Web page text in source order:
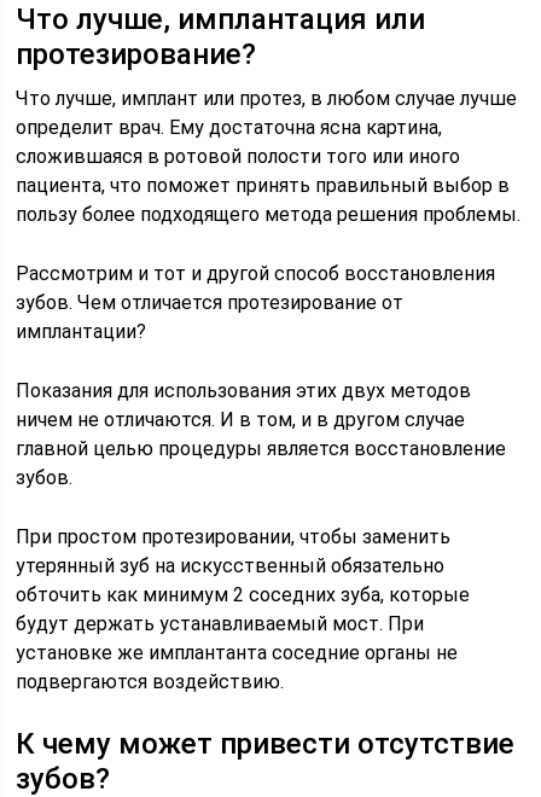
Что лучше, имплантация или
протезирование?
Что лучше, имплант или протез, в любом случае лучше
определит врач. Ему достаточна ясна картина,
сложившаяся в ротовой полости того или иного
пациента, что поможет принять правильный выбор в
пользу более подходящего метода решения проблемы.
Рассмотрим и тот и другой способ восстановления
зубов. Чем отличается протезирование от
имплантации?
Показания для использования этих двух методов
ничем не отличаются. И в том, и в другом случае
главной целью процедуры является восстановление
зубов.
При простом протезировании, чтобы заменить
утерянный зуб на искусственный обязательно
обточить как минимум 2 соседних зуба, которые
будут держать устанавливаемый мост. При
установке же имплантанта соседние органы не
подвергаются воздействию.
К чему может привести отсутствие
зубов?